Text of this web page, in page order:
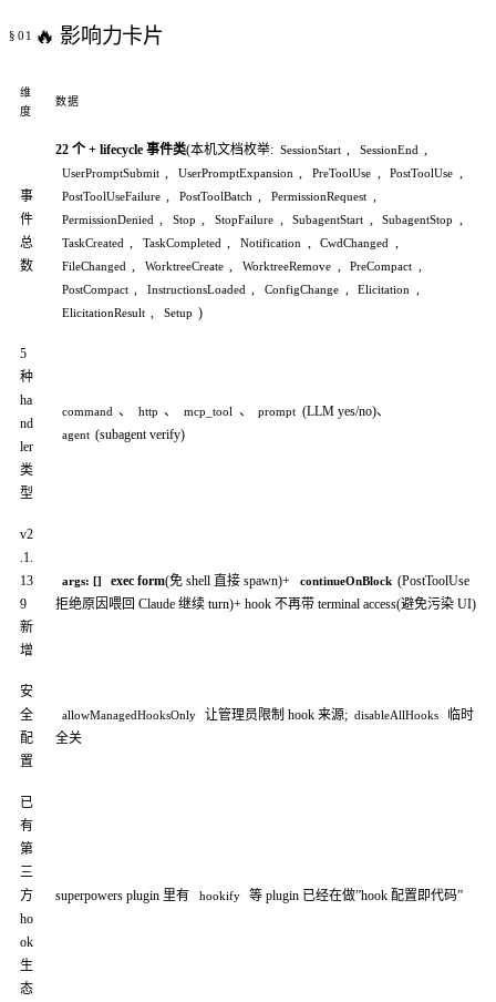
🔥 影响力卡片
维
度
数据
事
件
总
数
22 个 + lifecycle 事件类(本机文档枚举: SessionStart , SessionEnd ,
UserPromptSubmit , UserPromptExpansion , PreToolUse , PostToolUse ,
PostToolUseFailure , PostToolBatch , PermissionRequest ,
PermissionDenied , Stop , StopFailure , SubagentStart , SubagentStop ,
TaskCreated , TaskCompleted , Notification , CwdChanged ,
FileChanged , WorktreeCreate , WorktreeRemove , PreCompact ,
PostCompact , InstructionsLoaded , ConfigChange , Elicitation ,
ElicitationResult , Setup )
5
种
ha
nd
ler
类
型
command 、 http 、 mcp_tool 、 prompt (LLM yes/no)、
agent (subagent verify)
v2
.1.
13
9
新
增
args: [] exec form(免 shell 直接 spawn)+ continueOnBlock (PostToolUse
拒绝原因喂回 Claude 继续 turn)+ hook 不再带 terminal access(避免污染 UI)
安
全
配
置
allowManagedHooksOnly 让管理员限制 hook 来源; disableAllHooks
临时
全关
已
有
第
三
方
ho
ok
生
态
superpowers plugin 里有 hookify 等 plugin 已经在做”hook 配置即代码”